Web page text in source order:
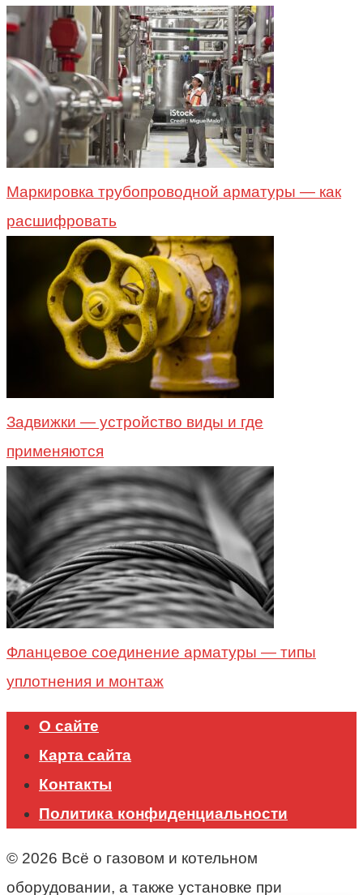
Маркировка трубопроводной арматуры — как
расшифровать
Задвижки — устройство виды и где
применяются
Фланцевое соединение арматуры — типы
уплотнения и монтаж
О сайте
Карта сайта
Контакты
Политика конфиденциальности
© 2026 Всё о газовом и котельном
оборудовании, а также установке при